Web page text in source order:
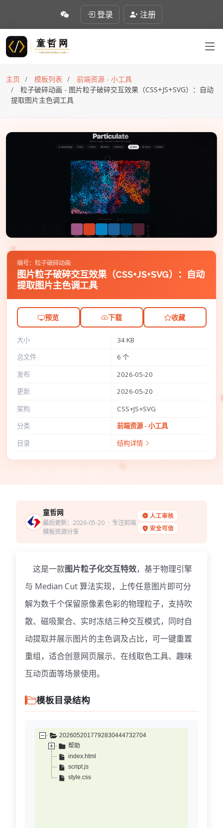
登录 注册
主页 模板列表
前端资源 - 小工具
粒子破碎动画 - 图片粒子破碎交互效果（CSS+JS+SVG）：自动
提取图片主色调工具
编号：粒子破碎动画
图片粒子破碎交互效果（CSS+JS+SVG）：自动
提取图片主色调工具
预览 下载 收藏
大小
34 KB
总文件
6 个
发布
2026-05-20
更新
2026-05-20
架构
CSS+JS+SVG
分类
前端资源 - 小工具
目录
结构详情
童哲网
最后更新：2026-05-20· 专注前端
模板资源分享
人工审核
安全可信
这是一款图片粒子化交互特效，基于物理引擎
与 Median Cut 算法实现，上传任意图片即可分
解为数千个保留原像素色彩的物理粒子，支持吹
散、磁吸聚合、实时冻结三种交互模式，同时自
动提取并展示图片的主色调及占比，可一键重置
重组，适合创意网页展示、在线取色工具、趣味
互动页面等场景使用。
模板目录结构
2026052017792830444732704
帮助
index.html
script.js
style.css